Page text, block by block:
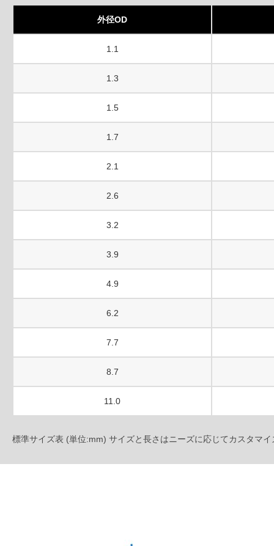
外径OD
1.1
1.3
1.5
1.7
2.1
2.6
3.2
3.9
4.9
6.2
7.7
8.7
11.0
標準サイズ表 (単位:mm) サイズと長さはニーズに応じてカスタマイ